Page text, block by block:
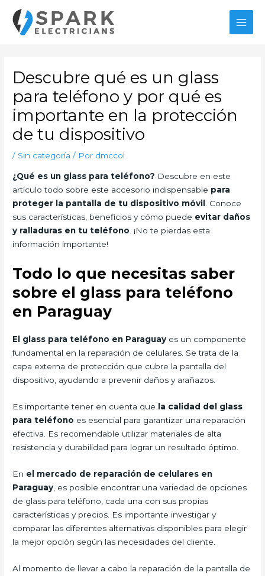
contenido
Descubre qué es un glass
para teléfono y por qué es
importante en la protección
de tu dispositivo
/ Sin categoría / Por dmccol
¿Qué es un glass para teléfono? Descubre en este
artículo todo sobre este accesorio indispensable para
proteger la pantalla de tu dispositivo móvil
. Conoce
sus características, beneficios y cómo puede evitar daños
y ralladuras en tu teléfono . ¡No te pierdas esta
información importante!
Todo lo que necesitas saber
sobre el glass para teléfono
en Paraguay
El glass para teléfono en Paraguay es un componente
fundamental en la reparación de celulares. Se trata de la
capa externa de protección que cubre la pantalla del
dispositivo, ayudando a prevenir daños y arañazos.
Es importante tener en cuenta que
la calidad del glass
para teléfono es esencial para garantizar una reparación
efectiva. Es recomendable utilizar materiales de alta
resistencia y durabilidad para lograr un resultado óptimo.
En el mercado de reparación de celulares en
Paraguay , es posible encontrar una variedad de opciones
de glass para teléfono, cada una con sus propias
características y precios. Es importante investigar y
comparar las diferentes alternativas disponibles para elegir
la mejor opción según las necesidades del cliente.
Al momento de llevar a cabo la reparación de la pantalla de